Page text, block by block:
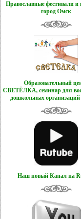
Православные фестивали и
город Омск
Образовательный
СВЕТЁЛКА, семинар для
дошкольных организаций
Наш новый Канал на